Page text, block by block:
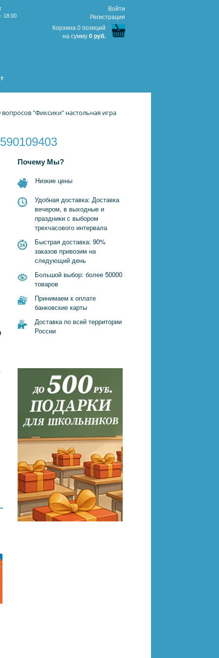
18.00
Войти
Регистрация
Корзина 0 позиций
на сумму 0 руб.
вопросов "Фиксики" настольная игра
Почему Мы?
Низкие цены
Удобная доставка: Доставка
вечером, в выходные и
праздники с выбором
трехчасового интервала
Быстрая доставка: 90%
заказов привозим на
следующий день
Большой выбор: более 50000
товаров
Принимаем к оплате
банковские карты
Доставка по всей территории
России